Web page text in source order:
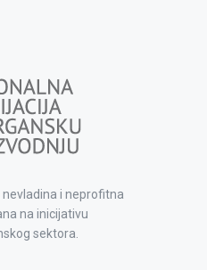
nevladina i neprofitna
na inicijativu
sektora.